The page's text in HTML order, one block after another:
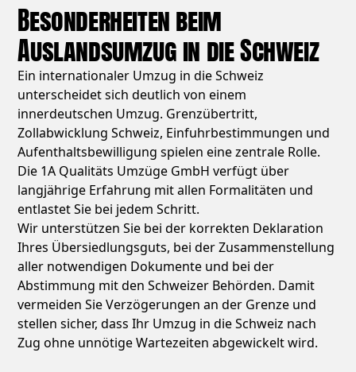
Besonderheiten beim
Auslandsumzug in die Schweiz
Ein internationaler Umzug in die Schweiz
unterscheidet sich deutlich von einem
innerdeutschen Umzug. Grenzübertritt,
Zollabwicklung Schweiz, Einfuhrbestimmungen und
Aufenthaltsbewilligung spielen eine zentrale Rolle.
Die 1A Qualitäts Umzüge GmbH verfügt über
langjährige Erfahrung mit allen Formalitäten und
entlastet Sie bei jedem Schritt.
Wir unterstützen Sie bei der korrekten Deklaration
Ihres Übersiedlungsguts, bei der Zusammenstellung
aller notwendigen Dokumente und bei der
Abstimmung mit den Schweizer Behörden. Damit
vermeiden Sie Verzögerungen an der Grenze und
stellen sicher, dass Ihr Umzug in die Schweiz nach
Zug ohne unnötige Wartezeiten abgewickelt wird.